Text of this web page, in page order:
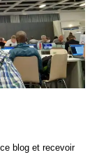
blog et recevoir